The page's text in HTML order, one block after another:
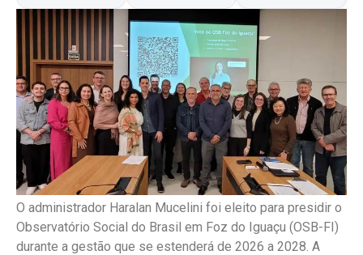
O administrador Haralan Mucelini foi eleito para presidir o
Observatório Social do Brasil em Foz do Iguaçu (OSB-FI)
durante a gestão que se estenderá de 2026 a 2028. A